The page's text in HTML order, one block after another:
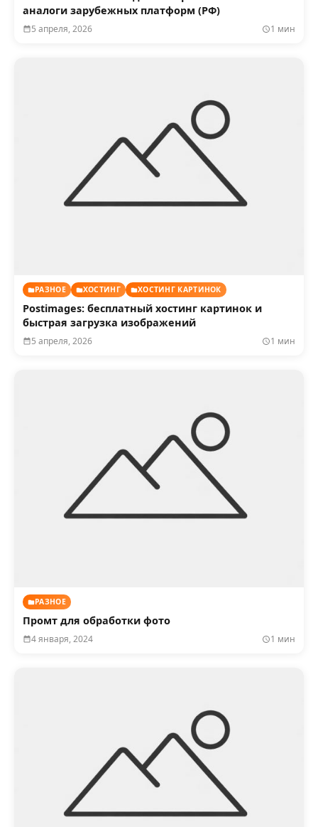
аналоги зарубежных платформ (РФ)
5 апреля, 2026 1 мин
РАЗНОЕ ХОСТИНГ ХОСТИНГ КАРТИНОК
Postimages: бесплатный хостинг картинок и
быстрая загрузка изображений
5 апреля, 2026 1 мин
РАЗНОЕ
Промт для обработки фото
4 января, 2024 1 мин